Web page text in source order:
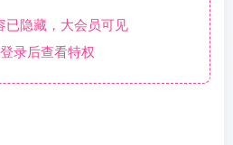
已隐藏，大会员可见
录后查看特权